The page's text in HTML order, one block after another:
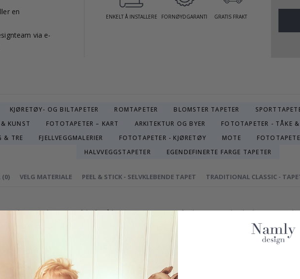
en
via e-
ENKELT Å INSTALLERE FORNØYDGARANTI GRATIS FRAKT
KJØRETØY- OG BILTAPETER ROMTAPETER BLOMSTER TAPETER
& KUNST
FOTOTAPETER – KART ARKITEKTUR OG BYER FOTOTAPETER - TÅKE
& TRE
FJELLVEGGMALERIER FOTOTAPETER - KJØRETØY MOTE
HALVVEGGSTAPETER
EGENDEFINERTE FARGE TAPETER
teksturert design, perfekt for å bringe et varmt og sofistikert utseende til ethvert rom.
av interiør. Forvandle plassen din med denne elegante tapeten, som tilfører dybde
skapelse, nøye utvalgt eller laget av vårt eget talentfulle designteam.
ditt et snev av luksus og gi veggene dine en eksklusiv følelse.
med omsorg og presisjon i Sverige, noe som ikke bare garanterer enestående kvalitet,
(0) VELG MATERIALE PEEL & STICK - SELVKLEBENDE TAPET TRADITIONAL CLASSIC -